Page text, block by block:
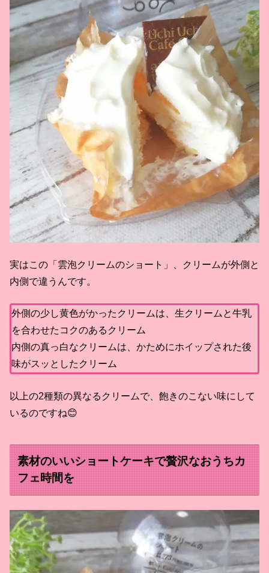
実はこの「雲泡クリームのショート」、クリームが外側と
内側で違うんです。
外側の少し黄色がかったクリームは、生クリームと牛乳
を合わせたコクのあるクリーム
内側の真っ白なクリームは、かためにホイップされた後
味がスッとしたクリーム
以上の2種類の異なるクリームで、飽きのこない味にして
いるのですね😊
素材のいいショートケーキで贅沢なおうちカ
フェ時間を